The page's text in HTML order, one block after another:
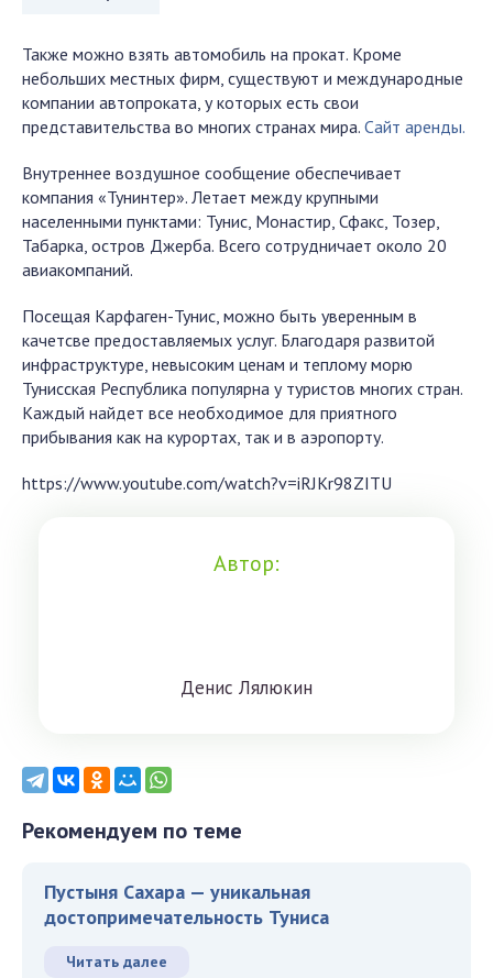
Также можно взять автомобиль на прокат. Кроме
небольших местных фирм, существуют и международные
компании автопроката, у которых есть свои
представительства во многих странах мира. Сайт аренды.
Внутреннее воздушное сообщение обеспечивает
компания «Тунинтер». Летает между крупными
населенными пунктами: Тунис, Монастир, Сфакс, Тозер,
Табарка, остров Джерба. Всего сотрудничает около 20
авиакомпаний.
Посещая Карфаген-Тунис, можно быть уверенным в
качетсве предоставляемых услуг. Благодаря развитой
инфраструктуре, невысоким ценам и теплому морю
Тунисская Республика популярна у туристов многих стран.
Каждый найдет все необходимое для приятного
прибывания как на курортах, так и в аэропорту.
https://www.youtube.com/watch?v=iRJKr98ZITU
Автор:
Дeниc Лялюкин
Рекомендуем по теме
Пустыня Сахара — уникальная
достопримечательность Туниса
Читать далее